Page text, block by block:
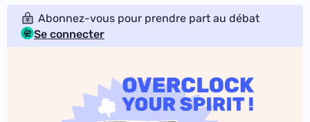
Abonnez-vous pour prendre part au débat
Se connecter